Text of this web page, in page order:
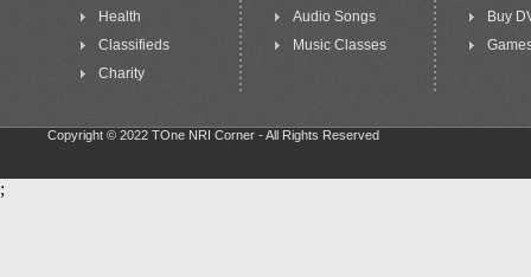
Health
Classifieds
Charity
Audio Songs
Music Classes
Buy
Copyright © 2022 TOne NRI Corner - All Rights Reserved
;